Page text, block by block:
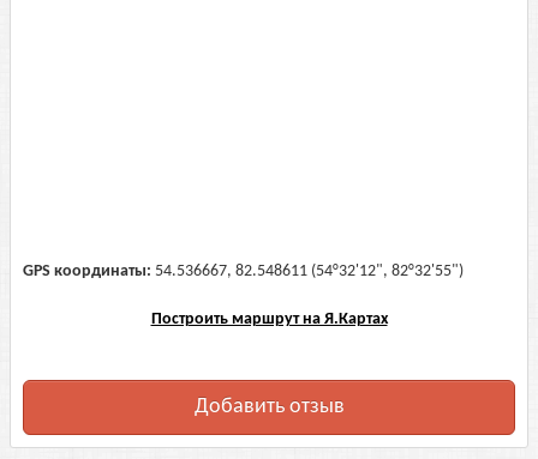
GPS координаты: 54.536667, 82.548611 (54°32'12", 82°32'55")
Построить маршрут на Я.Картах
Добавить отзыв